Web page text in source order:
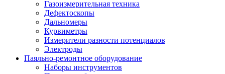
Газоизмерительная техника
Дефектоскопы
Дальномеры
Курвиметры
Измерители разности потенциалов
Электроды
Паяльно-ремонтное оборудование
Наборы инструментов